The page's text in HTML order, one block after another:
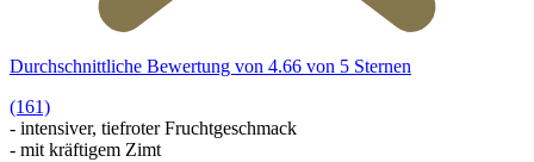
Durchschnittliche Bewertung von 4.66 von 5 Sternen
(161)
- intensiver, tiefroter Fruchtgeschmack
- mit kräftigem Zimt